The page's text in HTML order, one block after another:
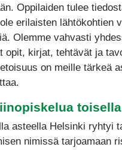
Oppilaiden tulee
erilaisten lähtökohtien
Olemme vahvasti
opit, kirjat, tehtävät ja
on meille tärkeä
asteella Helsinki ryhtyi
nimissä tarjoamaan